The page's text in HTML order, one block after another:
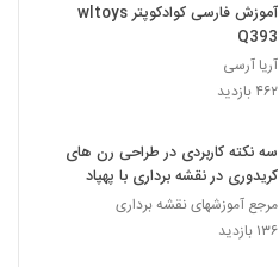
آموزش فارسی کوادکوپتر wltoys
Q393
آریا آرسی
۴۶۲ بازدید
سه نکته کاربردی در طراحی رن های
کریدوری در نقشه برداری با پهپاد
مرجع آموزشهای نقشه برداری
۱۳۶ بازدید